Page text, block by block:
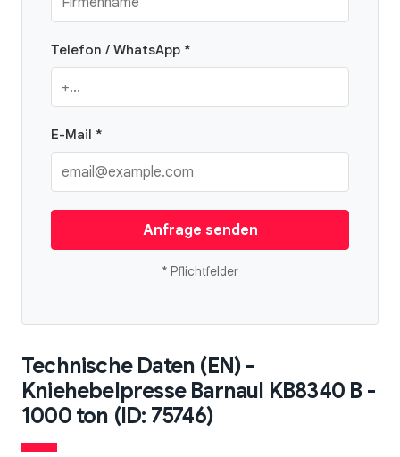
Telefon / WhatsApp *
E-Mail *
Anfrage senden
* Pflichtfelder
Technische Daten (EN) -
Kniehebelpresse Barnaul KB8340 B -
1000 ton (ID: 75746)